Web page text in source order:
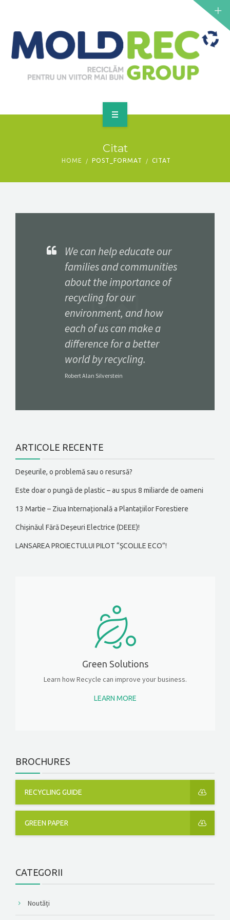
SERVICII
PUNCTE DE COLECTARE
GET A QUOTE
Citat
HOME POST_FORMAT CITAT
We can help educate our
families and communities
about the importance of
recycling for our
environment, and how
each of us can make a
difference for a better
world by recycling.
Robert Alan Silverstein
ARTICOLE RECENTE
Deșeurile, o problemă sau o resursă?
Este doar o pungă de plastic – au spus 8 miliarde de oameni
13 Martie – Ziua Internațională a Plantațiilor Forestiere
Chișinăul Fără Deșeuri Electrice (DEEE)!
LANSAREA PROIECTULUI PILOT “ȘCOLILE ECO”!
Green Solutions
Learn how Recycle can improve your business.
LEARN MORE
BROCHURES
RECYCLING GUIDE
GREEN PAPER
CATEGORII
Noutăți